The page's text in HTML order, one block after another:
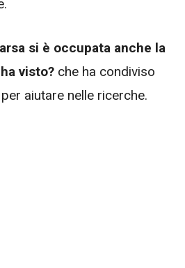
si è occupata anche la
visto? che ha condiviso
aiutare nelle ricerche.